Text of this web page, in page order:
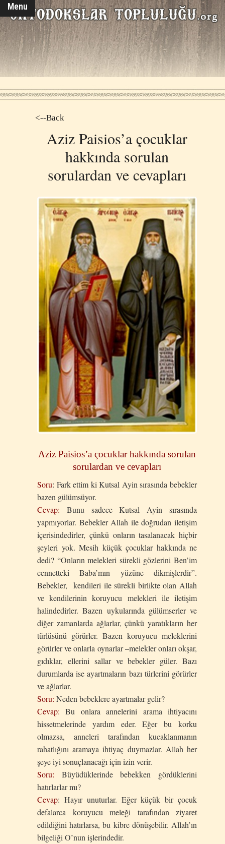
Menu
<--Back
Aziz Paisios’a çocuklar
hakkında sorulan
sorulardan ve cevapları
Aziz Paisios’a çocuklar hakkında sorulan
sorulardan ve cevapları
Soru: Fark ettim ki Kutsal Ayin sırasında bebekler
bazen gülümsüyor.
Cevap: Bunu sadece Kutsal Ayin sırasında
yapmıyorlar. Bebekler Allah ile doğrudan iletişim
içerisindedirler, çünkü onların tasalanacak hiçbir
şeyleri yok. Mesih küçük çocuklar hakkında ne
dedi? “Onların melekleri sürekli gözlerini Ben’im
cennetteki Baba’mın yüzüne dikmişlerdir”.
Bebekler, kendileri ile sürekli birlikte olan Allah
ve kendilerinin koruyucu melekleri ile iletişim
halindedirler. Bazen uykularında gülümserler ve
diğer zamanlarda ağlarlar, çünkü yaratıkların her
türlüsünü görürler. Bazen koruyucu meleklerini
görürler ve onlarla oynarlar –melekler onları okşar,
gıdıklar, ellerini sallar ve bebekler güler. Bazı
durumlarda ise ayartmaların bazı türlerini görürler
ve ağlarlar.
Soru: Neden bebeklere ayartmalar gelir?
Cevap: Bu onlara annelerini arama ihtiyacını
hissetmelerinde yardım eder. Eğer bu korku
olmazsa, anneleri tarafından kucaklanmanın
rahatlığını aramaya ihtiyaç duymazlar. Allah her
şeye iyi sonuçlanacağı için izin verir.
Soru: Büyüdüklerinde bebekken gördüklerini
hatırlarlar mı?
Cevap: Hayır unuturlar. Eğer küçük bir çocuk
defalarca koruyucu meleği tarafından ziyaret
edildiğini hatırlarsa, bu kibre dönüşebilir. Allah’ın
bilgeliği O’nun işlerindedir.